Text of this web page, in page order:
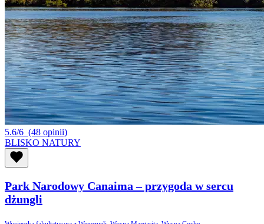
5.6/6 (48 opinii)
BLISKO NATURY
Park Narodowy Canaima – przygoda w sercu
dżungli